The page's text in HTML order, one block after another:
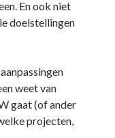
En ook niet
doelstellingen
weet van
gaat (of ander
projecten,